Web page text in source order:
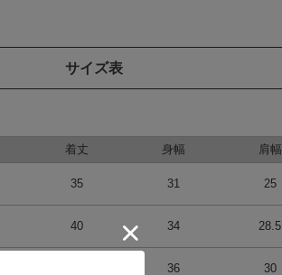
サイズ表
着丈 身幅 肩幅
35 31 25
40 34 28.5
36 30